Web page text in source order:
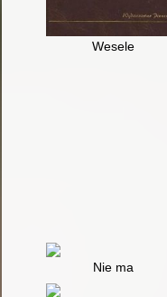
Wesele
Nie ma